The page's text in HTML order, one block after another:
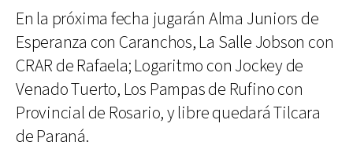
En la próxima fecha jugarán Alma Juniors de
Esperanza con Caranchos, La Salle Jobson con
CRAR de Rafaela; Logaritmo con Jockey de
Venado Tuerto, Los Pampas de Rufino con
Provincial de Rosario, y libre quedará Tilcara
de Paraná.